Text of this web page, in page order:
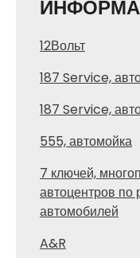
12Вольт
187 Service,
187 Service,
555, автомойка
7 ключей,
автоцентров
автомобилей
A&R